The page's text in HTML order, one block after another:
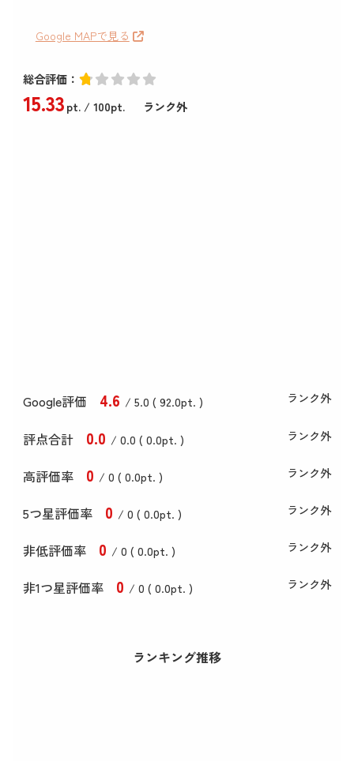
Google MAPで見る
総合評価：
15.33pt./ 100pt. ランク外
Google評価 4.6 / 5.0 ( 92.0pt. ) ランク外
評点合計 0.0 / 0.0 ( 0.0pt. ) ランク外
高評価率 0 / 0 ( 0.0pt. ) ランク外
5つ星評価率 0 / 0 ( 0.0pt. ) ランク外
非低評価率 0 / 0 ( 0.0pt. ) ランク外
非1つ星評価率 0 / 0 ( 0.0pt. ) ランク外
ランキング推移